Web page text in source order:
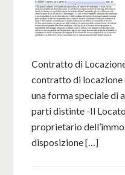
Contratto di
contratto di locazione
una forma speciale di
parti distinte -Il
proprietario
disposizione […]